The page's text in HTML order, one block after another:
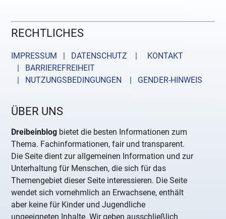
RECHTLICHES
IMPRESSUM | DATENSCHUTZ |
KONTAKT
| BARRIEREFREIHEIT
| NUTZUNGSBEDINGUNGEN
| GENDER-HINWEIS
ÜBER UNS
Dreibeinblog bietet die besten Informationen zum
Thema. Fachinformationen, fair und transparent.
Die Seite dient zur allgemeinen Information und zur
Unterhaltung für Menschen, die sich für das
Themengebiet dieser Seite interessieren. Die Seite
wendet sich vornehmlich an Erwachsene, enthält
aber keine für Kinder und Jugendliche
ungeeigneten Inhalte. Wir geben ausschließlich